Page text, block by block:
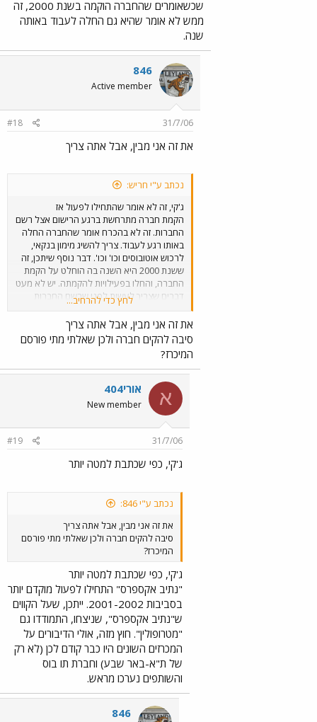
שכשאומרים שהחברה הוקמה בשנת 2000, זה
ממש לא אומר שהיא גם החלה לעבוד באותה
שנה.
846
Active member
31/7/06
#18
את זה אני מבין, אבל אתה צריך
נכתב ע"י חריש:
ג'קי, זה לא אומר שהתחילו לפעול אז
הקמת חברה מתרחשת ברגע הרישום אצל רשם
החברות. זה לא בהכרח אומר שהחברה החלה
באותו רגע לעבוד. צריך להשיג מימון בנקאי,
לרכוש אוטובוסים וכו' וכו'. דבר נוסף שיתכן, זה
ששנת 2000 היא השנה בה הוחלט על הקמת
החברה, והחלו בפעילויות להקמתה. יש לא מעט
דברים שצריך לעשות לפני שרשם החברות
מאשר את רישום החברה (למשל כתיבת תקנון,
מינוי דירקטוריון...) וזה כמובן אורך זמן. כך
שכשאומרים שהחברה הוקמה בשנת 2000, זה
ממש לא אומר שהיא גם החלה לעבוד באותה
שנה.
לחץ כדי להרחיב...
את זה אני מבין, אבל אתה צריך
סיבה להקים חברה ולכן שאלתי מתי פורסם
המיכרז?
א אורי404
New member
31/7/06
#19
ג'קי, כפי שכתבת למטה יותר
נכתב ע"י 846:
את זה אני מבין, אבל אתה צריך
סיבה להקים חברה ולכן שאלתי מתי פורסם
המיכרז?
ג'קי, כפי שכתבת למטה יותר
"נתיב אקספרס" התחילו לפעול מוקדם יותר
בסביבות 2001-2002. ייתכן, שעל הקווים
ש"נתיב אקספרס", שניצחו, התמודדו גם
"מטרופולין". חוץ מזה, אולי הדיבורים על
המכרזים השונים היו כבר קודם לכן (לא רק
של ת"א-באר שבע) וחברת תו בוס
והשותפים נערכו מראש.
846